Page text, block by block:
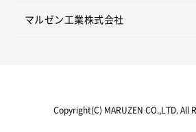
マルゼン工業株式会社
Copyright(C) MARUZEN CO.,LTD. All